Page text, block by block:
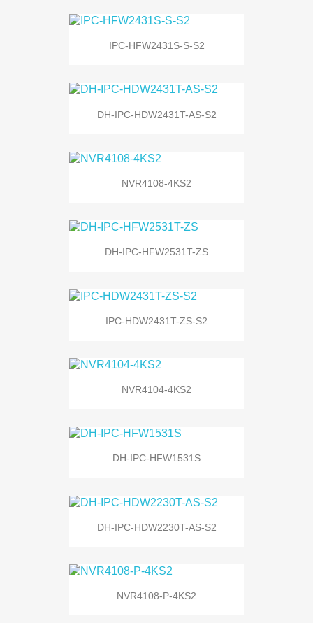
IPC-HFW2431S-S-S2
DH-IPC-HDW2431T-AS-S2
NVR4108-4KS2
DH-IPC-HFW2531T-ZS
IPC-HDW2431T-ZS-S2
NVR4104-4KS2
DH-IPC-HFW1531S
DH-IPC-HDW2230T-AS-S2
NVR4108-P-4KS2